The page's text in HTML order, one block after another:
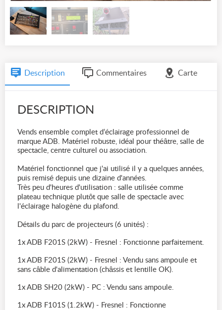
Description Commentaires Carte
DESCRIPTION
Vends ensemble complet d’éclairage professionnel de
marque ADB. Matériel robuste, idéal pour théâtre, salle de
spectacle, centre culturel ou association.
Matériel fonctionnel que j'ai utilisé il y a quelques années,
puis remisé depuis une dizaine d'années.
Très peu d'heures d'utilisation : salle utilisée comme
plateau technique plutôt que salle de spectacle avec
l'éclairage halogène du plafond.
Détails du parc de projecteurs (6 unités) :
1x ADB F201S (2kW) - Fresnel : Fonctionne parfaitement.
1x ADB F201S (2kW) - Fresnel : Vendu sans ampoule et
sans câble d'alimentation (châssis et lentille OK).
1x ADB SH20 (2kW) - PC : Vendu sans ampoule.
1x ADB F101S (1.2kW) - Fresnel : Fonctionne